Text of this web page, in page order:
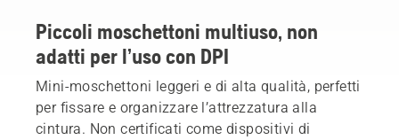
Piccoli moschettoni multiuso, non
adatti per l’uso con DPI
Mini-moschettoni leggeri e di alta qualità, perfetti
per fissare e organizzare l’attrezzatura alla
cintura. Non certificati come dispositivi di